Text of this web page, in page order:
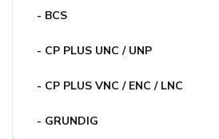
- BCS
- CP PLUS UNC / UNP
- CP PLUS VNC / ENC / LNC
- GRUNDIG